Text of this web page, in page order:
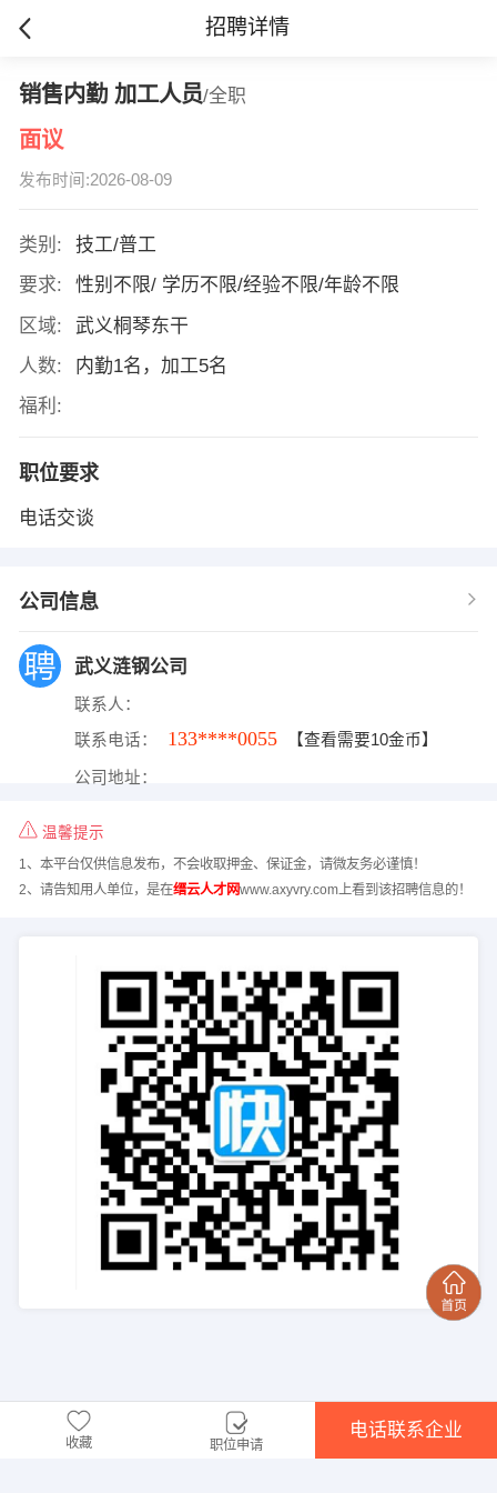
招聘详情
销售内勤 加工人员/全职
面议
发布时间:2026-08-09
类别:
技工/普工
要求:
性别不限/ 学历不限/经验不限/年龄不限
区域:
武义桐琴东干
人数:
内勤1名，加工5名
福利:
职位要求
电话交谈
公司信息
武义涟钢公司
联系人：
联系电话： 133****0055 【查看需要10金币】
公司地址：
温馨提示
1、本平台仅供信息发布，不会收取押金、保证金，请微友务必谨慎！
2、请告知用人单位，是在缙云人才网www.axyvry.com上看到该招聘信息的！
收藏 职位申请
电话联系企业